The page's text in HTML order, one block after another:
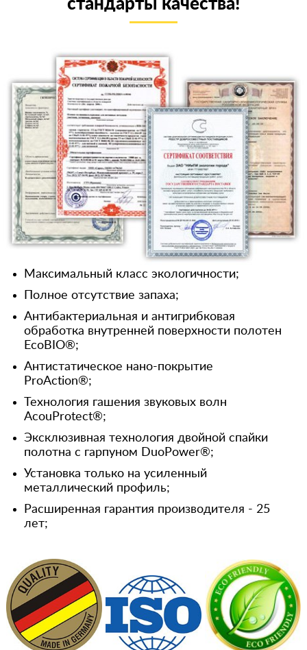
стандарты качества!
Максимальный класс экологичности;
Полное отсутствие запаха;
Антибактериальная и антигрибковая
обработка внутренней поверхности полотен
EcoBIO®;
Антистатическое нано-покрытие
ProAction®;
Технология гашения звуковых волн
AcouProtect®;
Эксклюзивная технология двойной спайки
полотна с гарпуном DuoPower®;
Установка только на усиленный
металлический профиль;
Расширенная гарантия производителя - 25
лет;